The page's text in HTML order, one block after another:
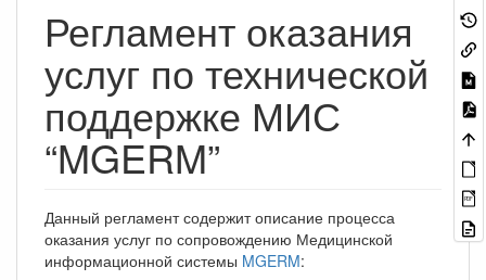
PDF
Регламент оказания
услуг по технической
поддержке МИС
“MGERM”
Данный регламент содержит описание процесса
оказания услуг по сопровождению Медицинской
информационной системы MGERM: